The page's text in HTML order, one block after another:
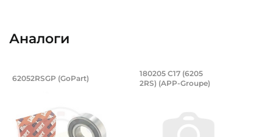
Наружный диаметр (D):
Ширина внутреннего кольца (B):
Ширина наружного кольца (С):
Категория:
Аналоги
Подшипник 25х52х15 мм, шариковый
Подшипник шариковый однорядный 62052RSGP GoPart
62052RSGP (GoPart) Подшипник
Подшипник шариковый
180205 С17 (6205
2RS) (APP-Groupe)